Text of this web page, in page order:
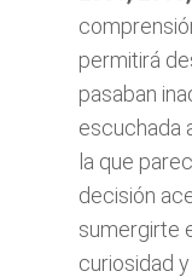
permitirá
pasaban
escuchada
la que
decisión
sumergirte
curiosidad